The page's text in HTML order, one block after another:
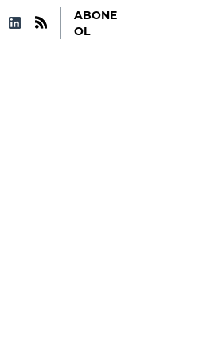
ABONE
OL